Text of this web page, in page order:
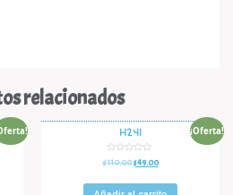
relacionados
¡Oferta!
H241
V
a
o
r
$110.00$49.00